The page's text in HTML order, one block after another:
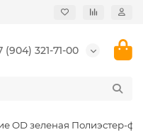
(904) 321-71-00
OD зеленая Полиэстер-